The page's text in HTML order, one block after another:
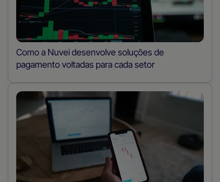
Como a Nuvei desenvolve soluções de
pagamento voltadas para cada setor